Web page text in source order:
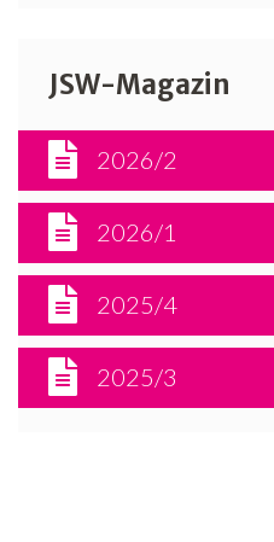
JSW-Magazin
2026/2
2026/1
2025/4
2025/3